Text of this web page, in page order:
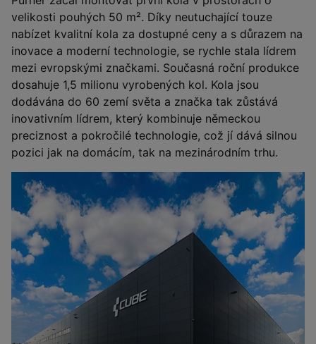
velikosti pouhých 50 m². Díky neutuchající touze
nabízet kvalitní kola za dostupné ceny a s důrazem na
inovace a moderní technologie, se rychle stala lídrem
mezi evropskými značkami. Současná roční produkce
dosahuje 1,5 milionu vyrobených kol. Kola jsou
dodávána do 60 zemí světa a značka tak zůstává
inovativním lídrem, který kombinuje německou
preciznost a pokročilé technologie, což jí dává silnou
pozici jak na domácím, tak na mezinárodním trhu.